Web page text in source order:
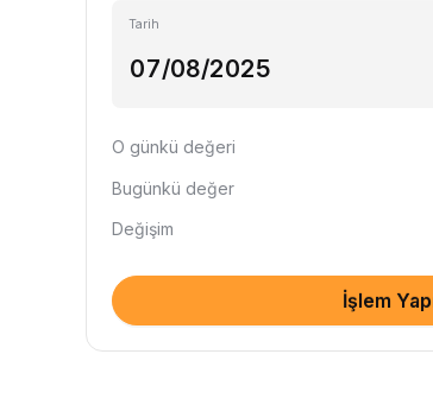
Tarih
O günkü değeri
Bugünkü değer
Değişim
İşlem